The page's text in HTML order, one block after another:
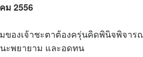
ม 2556
องเจ้าชะตาต้องครุ่นคิดพินิจพิจาร
ะพยายาม และอดทน